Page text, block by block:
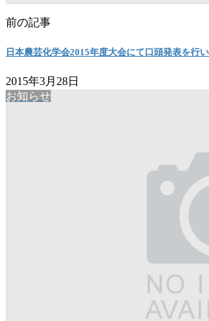
前の記事
日本農芸化学会2015年度大会にて口頭発表を行
2015年3月28日
お知らせ